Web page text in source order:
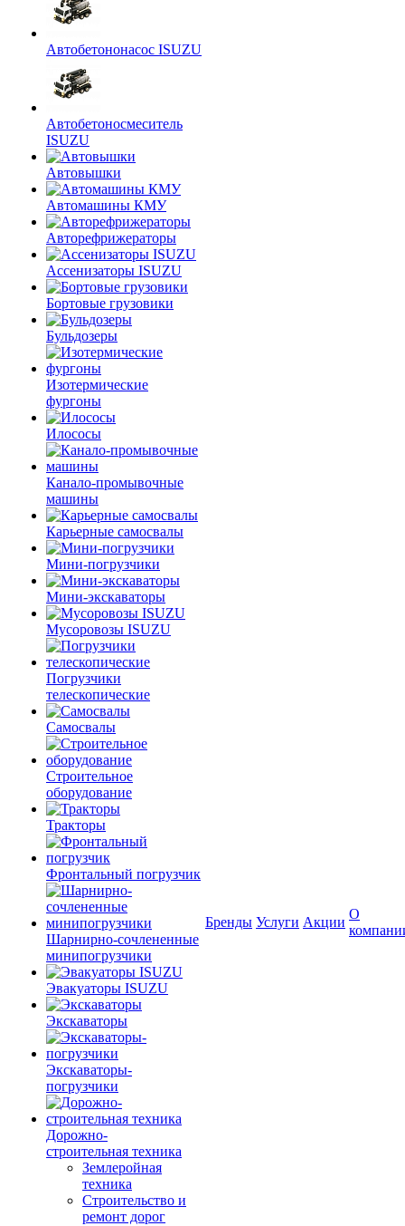
Автобетононасос ISUZU
Автобетоносмеситель
ISUZU
Автовышки
Автомашины КМУ
Авторефрижераторы
Ассенизаторы ISUZU
Бортовые грузовики
Бульдозеры
Изотермические
фургоны
Илососы
Канало-промывочные
машины
Карьерные самосвалы
Мини-погрузчики
Мини-экскаваторы
Мусоровозы ISUZU
Погрузчики
телескопические
Самосвалы
Строительное
оборудование
Тракторы
Фронтальный погрузчик
Шарнирно-сочлененные
минипогрузчики
Эвакуаторы ISUZU
Экскаваторы
Экскаваторы-
погрузчики
Дорожно-
строительная техника
Землеройная
техника
Строительство и
ремонт дорог
Бренды Услуги Акции
О